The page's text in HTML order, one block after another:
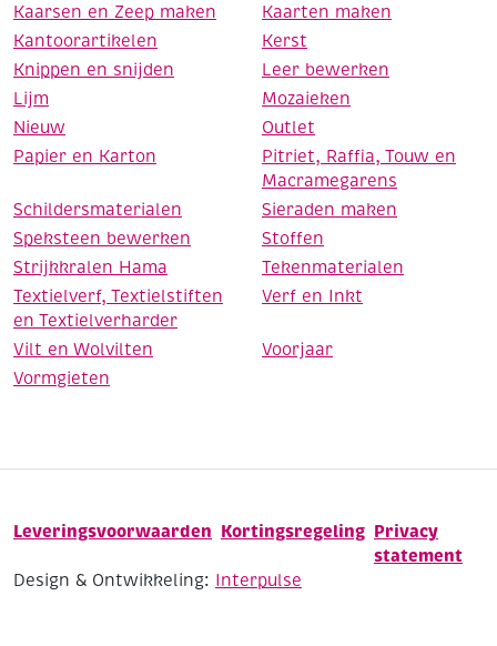
Kaarsen en Zeep maken
Kaarten maken
Kantoorartikelen
Kerst
Knippen en snijden
Leer bewerken
Lijm
Mozaieken
Nieuw
Outlet
Papier en Karton
Pitriet, Raffia, Touw en
Macramegarens
Schildersmaterialen
Sieraden maken
Speksteen bewerken
Stoffen
Strijkkralen Hama
Tekenmaterialen
Textielverf, Textielstiften
en Textielverharder
Verf en Inkt
Vilt en Wolvilten
Voorjaar
Vormgieten
Leveringsvoorwaarden Kortingsregeling Privacy
statement
Design & Ontwikkeling: Interpulse